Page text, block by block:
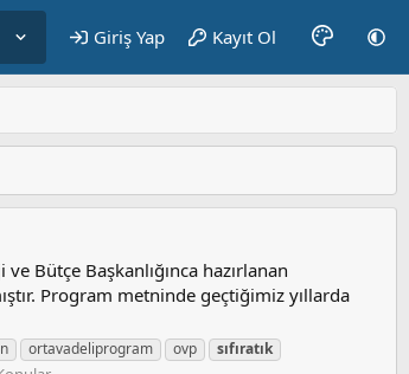
Giriş Yap Kayıt Ol
Bütçe Başkanlığınca hazırlanan
Program metninde geçtiğimiz yıllarda
ortavadeliprogram ovp
sıfıratık